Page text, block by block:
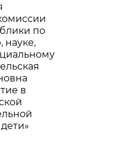
по
науке,
в